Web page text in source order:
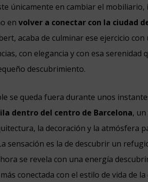
únicamente en cambiar el
envolver a conectar con la ciudad
acaba de culminar ese ejercicio con
con elegancia y con esa serenidad
descubrimiento.
se queda fuera durante unos
dentro del centro de Barcelona, un
la decoración y la atmósfera
sensación es la de descubrir un
se revela con una energía
conectada con el estilo de vida de la